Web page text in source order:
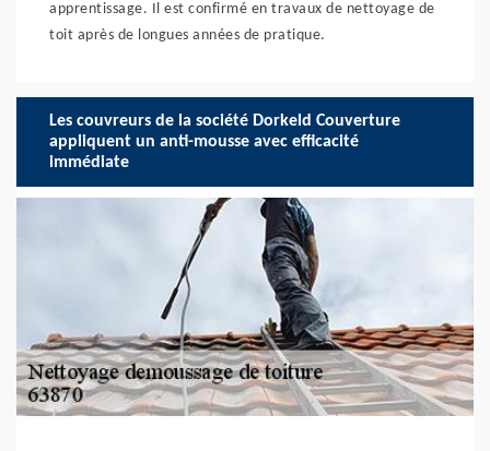
apprentissage. Il est confirmé en travaux de nettoyage de
toit après de longues années de pratique.
Les couvreurs de la société Dorkeld Couverture
appliquent un anti-mousse avec efficacité
immédiate